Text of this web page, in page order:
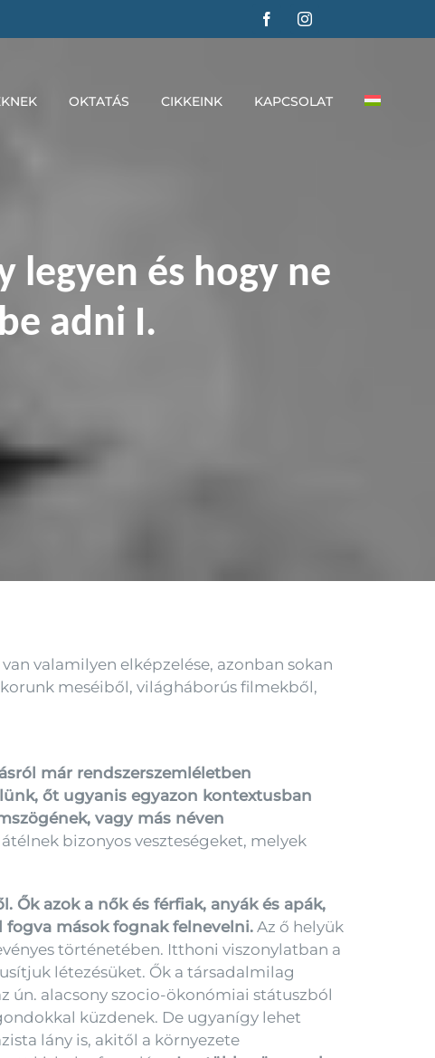
OKTATÁS CIKKEINK KAPCSOLAT
legyen és hogy ne
adni I.
valamilyen elképzelése, azonban sokan
meséiből, világháborús filmekből,
már rendszerszemléletben
őt ugyanis egyazon kontextusban
vagy más néven
bizonyos veszteségeket, melyek
azok a nők és férfiak, anyák és apák,
fogva mások fognak felnevelni. Az ő helyük
történetében. Itthoni viszonylatban a
létezésüket. Ők a társadalmilag
ún. alacsony szocio-ökonómiai státuszból
küzdenek. De ugyanígy lehet
lány is, akitől a környezete